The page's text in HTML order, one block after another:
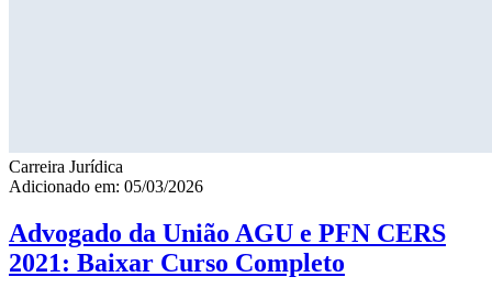
Carreira Jurídica
Adicionado em: 05/03/2026
Advogado da União AGU e PFN CERS
2021: Baixar Curso Completo